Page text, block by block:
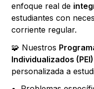
enfoque real de
estudiantes con
corriente regular.
🧩 Nuestros
Individualizados (PEI)
personalizada a